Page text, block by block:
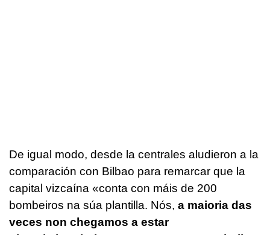
De igual modo, desde la centrales aludieron a la
comparación con Bilbao para remarcar que la
capital vizcaína «conta con máis de 200
bombeiros na súa plantilla. Nós, a maioria das
veces non chegamos a estar